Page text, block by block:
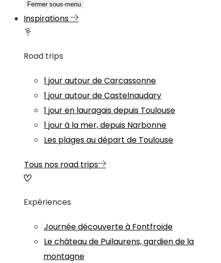
Fermer sous-menu
Inspirations
Road trips
1 jour autour de Carcassonne
1 jour autour de Castelnaudary
1 jour en lauragais depuis Toulouse
1 jour à la mer, depuis Narbonne
Les plages au départ de Toulouse
Tous nos road trips
Expériences
Journée découverte à Fontfroide
Le château de Puilaurens, gardien de la
montagne